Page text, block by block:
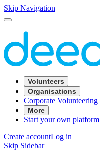
Skip Navigation
Volunteers
Organisations
Corporate Volunteering
More
Start your own platform
Create accountLog in
Skip Sidebar